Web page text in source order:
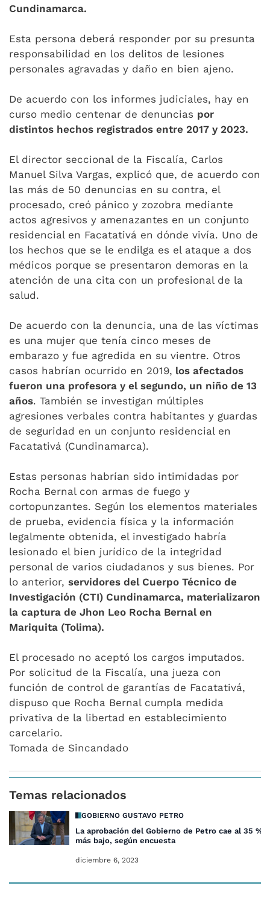
Cundinamarca.
Esta persona deberá responder por su presunta
responsabilidad en los delitos de lesiones
personales agravadas y daño en bien ajeno.
De acuerdo con los informes judiciales, hay en
curso medio centenar de denuncias por
distintos hechos registrados entre 2017 y 2023.
El director seccional de la Fiscalía, Carlos
Manuel Silva Vargas, explicó que, de acuerdo con
las más de 50 denuncias en su contra, el
procesado, creó pánico y zozobra mediante
actos agresivos y amenazantes en un conjunto
residencial en Facatativá en dónde vivía. Uno de
los hechos que se le endilga es el ataque a dos
médicos porque se presentaron demoras en la
atención de una cita con un profesional de la
salud.
De acuerdo con la denuncia, una de las víctimas
es una mujer que tenía cinco meses de
embarazo y fue agredida en su vientre. Otros
casos habrían ocurrido en 2019, los afectados
fueron una profesora y el segundo, un niño de 13
años. También se investigan múltiples
agresiones verbales contra habitantes y guardas
de seguridad en un conjunto residencial en
Facatativá (Cundinamarca).
Estas personas habrían sido intimidadas por
Rocha Bernal con armas de fuego y
cortopunzantes. Según los elementos materiales
de prueba, evidencia física y la información
legalmente obtenida, el investigado habría
lesionado el bien jurídico de la integridad
personal de varios ciudadanos y sus bienes. Por
lo anterior, servidores del Cuerpo Técnico de
Investigación (CTI) Cundinamarca, materializaron
la captura de Jhon Leo Rocha Bernal en
Mariquita (Tolima).
El procesado no aceptó los cargos imputados.
Por solicitud de la Fiscalía, una jueza con
función de control de garantías de Facatativá,
dispuso que Rocha Bernal cumpla medida
privativa de la libertad en establecimiento
carcelario.
Tomada de Sincandado
Temas relacionados
GOBIERNO GUSTAVO PETRO
La aprobación del Gobierno de Petro cae al 35 %,
más bajo, según encuesta
diciembre 6, 2023